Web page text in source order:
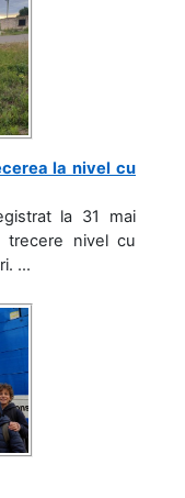
la nivel cu
la 31 mai
trecere nivel cu
...